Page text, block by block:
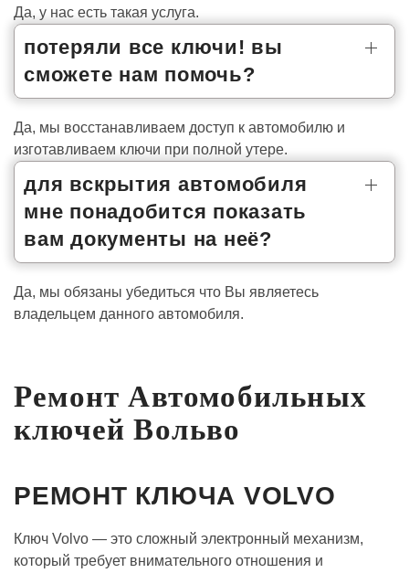
Да, у нас есть такая услуга.
потеряли все ключи! вы
сможете нам помочь?
Да, мы восстанавливаем доступ к автомобилю и
изготавливаем ключи при полной утере.
для вскрытия автомобиля
мне понадобится показать
вам документы на неё?
Да, мы обязаны убедиться что Вы являетесь
владельцем данного автомобиля.
Ремонт Автомобильных
ключей Вольво
РЕМОНТ КЛЮЧА VOLVO
Ключ Volvo — это сложный электронный механизм,
который требует внимательного отношения и